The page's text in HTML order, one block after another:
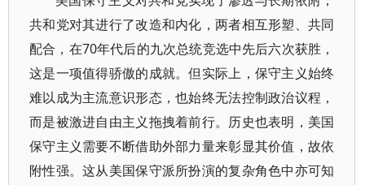
共和党对其进行了改造和内化，两者相互形塑、共同
配合，在70年代后的九次总统竞选中先后六次获胜，
这是一项值得骄傲的成就。但实际上，保守主义始终
难以成为主流意识形态，也始终无法控制政治议程，
而是被激进自由主义拖拽着前行。历史也表明，美国
保守主义需要不断借助外部力量来彰显其价值，故依
附性强。这从美国保守派所扮演的复杂角色中亦可知